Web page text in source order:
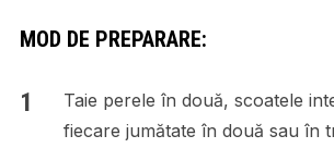
MOD DE PREPARARE:
Taie perele în două, scoatele
fiecare jumătate în două sau în